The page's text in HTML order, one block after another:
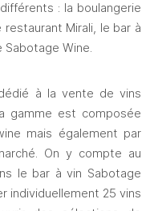
: la boulangerie
Mirali, le bar à
Sabotage Wine.
à la vente de vins
gamme est composée
mais également par
On y compte au
le bar à vin Sabotage
individuellement 25 vins